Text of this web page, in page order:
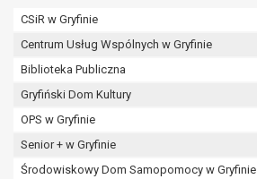
CSiR w Gryfinie
Centrum Usług Wspólnych w Gryfinie
Biblioteka Publiczna
Gryfiński Dom Kultury
OPS w Gryfinie
Senior + w Gryfinie
Środowiskowy Dom Samopomocy w Gryfinie